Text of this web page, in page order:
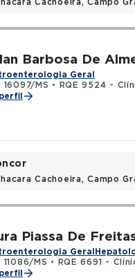
Cachoeira, Campo
Barbosa De
Geral
16097/MS •
RQE 9524 -
Cachoeira, Campo
Piassa De
Geral
11086/MS •
RQE 6691 -